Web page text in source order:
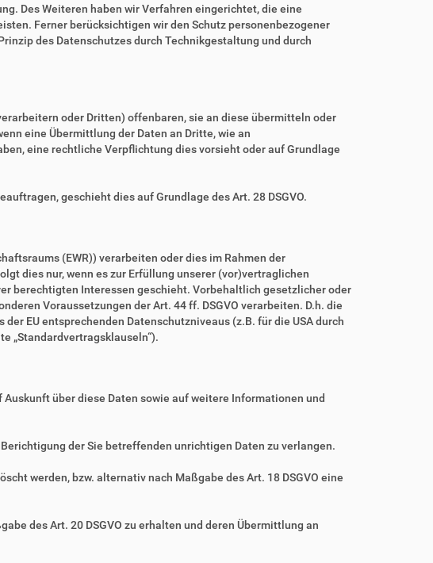
Des Weiteren haben wir Verfahren eingerichtet, die eine
Ferner berücksichtigen wir den Schutz personenbezogener
des Datenschutzes durch Technikgestaltung und durch
oder Dritten) offenbaren, sie an diese übermitteln oder
eine Übermittlung der Daten an Dritte, wie an
eine rechtliche Verpflichtung dies vorsieht oder auf Grundlage
geschieht dies auf Grundlage des Art. 28 DSGVO.
(EWR)) verarbeiten oder dies im Rahmen der
dies nur, wenn es zur Erfüllung unserer (vor)vertraglichen
berechtigten Interessen geschieht. Vorbehaltlich gesetzlicher oder
Voraussetzungen der Art. 44 ff. DSGVO verarbeiten. D.h. die
EU entsprechenden Datenschutzniveaus (z.B. für die USA durch
„Standardvertragsklauseln“).
über diese Daten sowie auf weitere Informationen und
der Sie betreffenden unrichtigen Daten zu verlangen.
werden, bzw. alternativ nach Maßgabe des Art. 18 DSGVO eine
des Art. 20 DSGVO zu erhalten und deren Übermittlung an